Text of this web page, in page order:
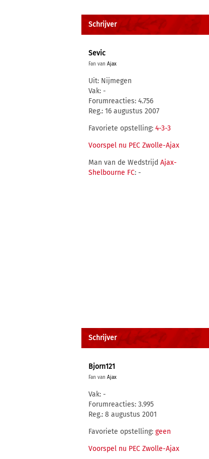
Schrijver
Sevic
Fan van Ajax
Uit: Nijmegen
Vak: -
Forumreacties: 4.756
Reg.: 16 augustus 2007
Favoriete opstelling: 4-3-3
Voorspel nu PEC Zwolle-Ajax
Man van de Wedstrijd Ajax-
Shelbourne FC: -
Schrijver
Bjorn121
Fan van Ajax
Vak: -
Forumreacties: 3.995
Reg.: 8 augustus 2001
Favoriete opstelling: geen
Voorspel nu PEC Zwolle-Ajax